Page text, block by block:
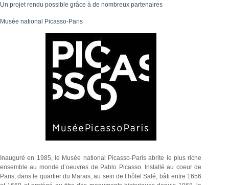
Un projet rendu possible grâce à de nombreux partenaires
Musée national Picasso-Paris
Inauguré en 1985, le Musée national Picasso-Paris abrite le plus riche
ensemble au monde d’oeuvres de Pablo Picasso. Installé au coeur de
Paris, dans le quartier du Marais, au sein de l’hôtel Salé, bâti entre 1656